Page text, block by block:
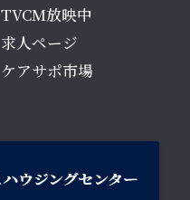
TVCM放映中
求人ページ
ケアサポ市場